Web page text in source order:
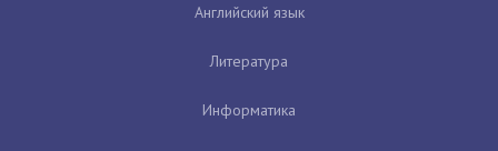
Английский язык
Литература
Информатика